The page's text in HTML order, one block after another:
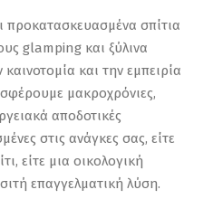
σπίτια
glamping και ξύλινα
και την εμπειρία
μακροχρόνιες,
αποδοτικές
στις ανάγκες σας, είτε
είτε μια οικολογική
επαγγελματική λύση.